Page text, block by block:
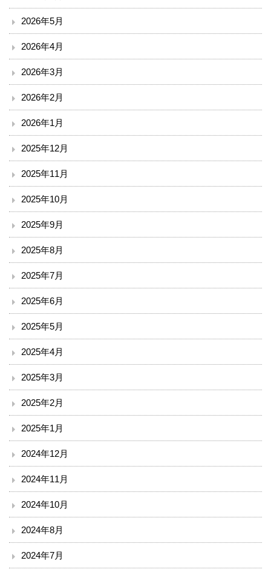
リハビリテーション
放射線科
栄養課
臨床工学技術課
訪問看護ステーション
診療
外来のご案内
入院のご案内
小児科を受診される方へ
休診案内
内科
透析外科
呼吸器内科
小児科
2026年5月
2026年4月
2026年3月
2026年2月
2026年1月
2025年12月
2025年11月
2025年10月
2025年9月
2025年8月
2025年7月
2025年6月
2025年5月
2025年4月
2025年3月
2025年2月
2025年1月
2024年12月
2024年11月
2024年10月
2024年8月
2024年7月